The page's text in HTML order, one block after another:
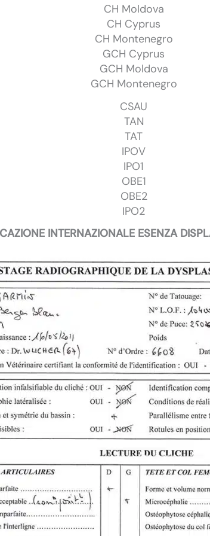
CH Moldova
CH Cyprus
CH Montenegro
GCH Cyprus
GCH Moldova
GCH Montenegro
CSAU
TAN
TAT
IPOV
IPO1
OBE1
OBE2
IPO2
INTERNAZIONALE ESENZA